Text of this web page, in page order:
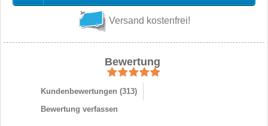
Versand kostenfrei!
Bewertung
Kundenbewertungen (313)
Bewertung verfassen